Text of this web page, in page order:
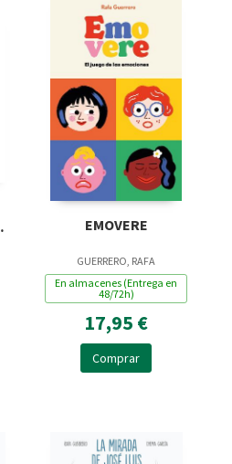
EMOVERE
GUERRERO, RAFA
En almacenes (Entrega en
48/72h)
17,95 €
Comprar